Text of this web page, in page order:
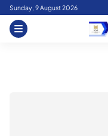
Skip
content
Sunday, 9 August 2026